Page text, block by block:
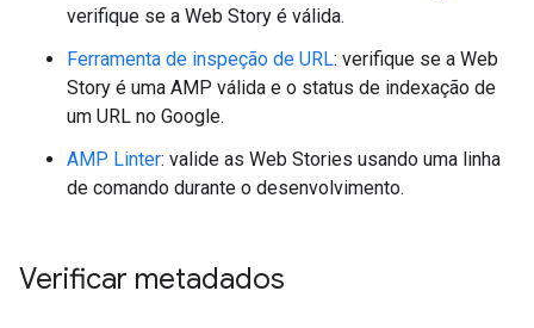
verifique se a Web Story é válida.
Ferramenta de inspeção de URL: verifique se a Web
Story é uma AMP válida e o status de indexação de
um URL no Google.
AMP Linter: valide as Web Stories usando uma linha
de comando durante o desenvolvimento.
Verificar metadados